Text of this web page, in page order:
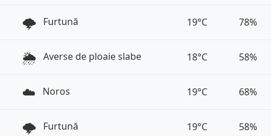
🌩️ Furtună 19°C 78%
🌦️ Averse de ploaie slabe 18°C 58%
☁️ Noros 19°C 68%
🌩️ Furtună 19°C 58%